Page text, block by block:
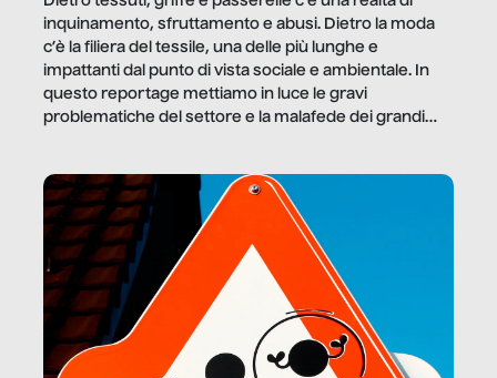
inquinamento, sfruttamento e abusi. Dietro la moda
c’è la filiera del tessile, una delle più lunghe e
impattanti dal punto di vista sociale e ambientale. In
questo reportage mettiamo in luce le gravi
problematiche del settore e la malafede dei grandi